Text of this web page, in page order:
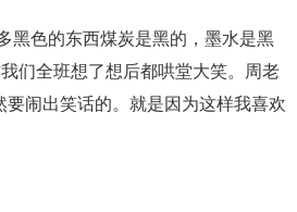
黑色的东西煤炭是黑的，墨水是黑
们全班想了想后都哄堂大笑。周老
闹出笑话的。就是因为这样我喜欢